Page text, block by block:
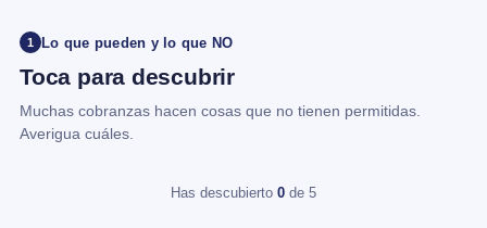
1 Lo que pueden y lo que NO
Toca para descubrir
Muchas cobranzas hacen cosas que no tienen permitidas.
Averigua cuáles.
Has descubierto 0 de 5